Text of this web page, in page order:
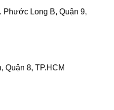
Phước Long B, Quận 9,
Quận 8, TP.HCM